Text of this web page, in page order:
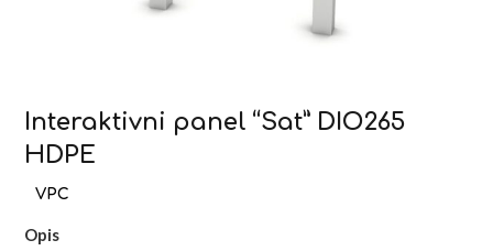
Interaktivni panel “Sat” DIO265
HDPE
Opis